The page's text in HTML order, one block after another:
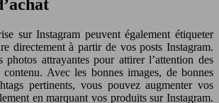
sur Instagram peuvent également étiqueter
directement à partir de vos posts Instagram.
attrayantes pour attirer l’attention des
Avec les bonnes images, de bonnes
pertinents, vous pouvez augmenter vos
en marquant vos produits sur Instagram.